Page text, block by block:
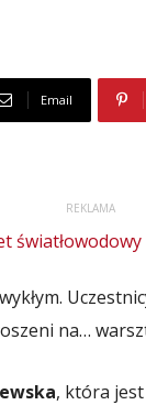
Email
REKLAMA
na…
, która